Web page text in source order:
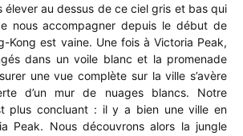
élever au dessus de ce ciel gris et bas qui
nous accompagner depuis le début de
Kong est vaine. Une fois à Victoria Peak,
dans un voile blanc et la promenade
une vue complète sur la ville s’avère
d’un mur de nuages blancs. Notre
plus concluant : il y a bien une ville en
Peak. Nous découvrons alors la jungle